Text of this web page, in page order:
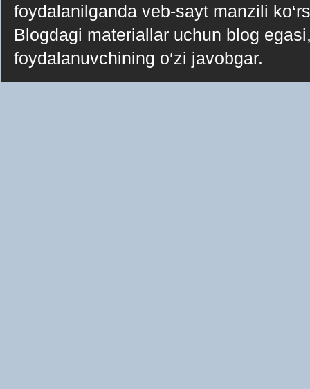
foydalanilganda veb-sayt manzili
Blogdagi materiallar uchun blog
foydalanuvchining o‘zi javobgar.